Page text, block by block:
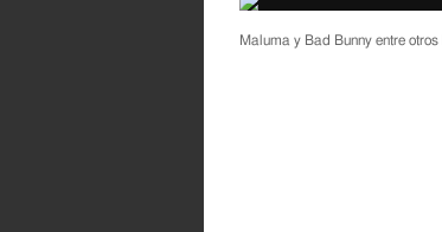
Maluma y Bad Bunny entre